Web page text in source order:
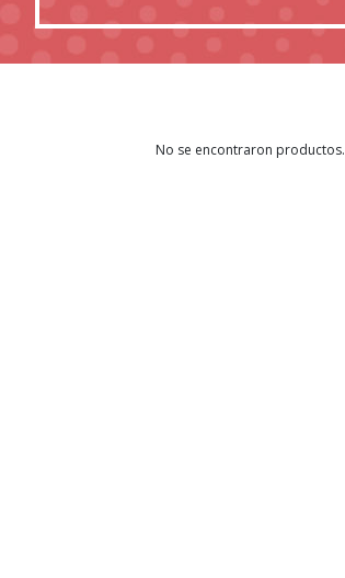
No se encontraron productos.